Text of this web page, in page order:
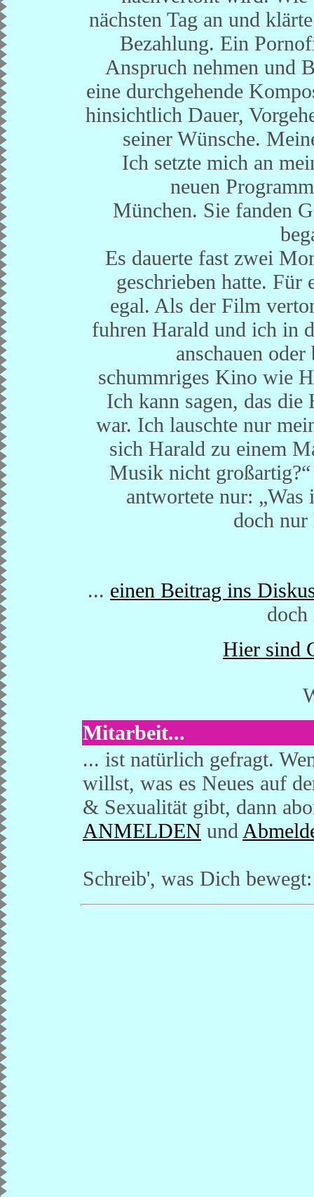
nächsten Tag an und
Bezahlung. Ein
Anspruch nehmen und
eine durchgehende
hinsichtlich Dauer,
seiner Wünsche.
Ich setzte mich an
neuen
München. Sie fanden
Es dauerte fast zwei
geschrieben hatte.
egal. Als der Film
fuhren Harald und ich in
anschauen
schummriges Kino wie
Ich kann sagen, das
war. Ich lauschte nur
sich Harald zu einem
Musik nicht
antwortete nur:
doch nur
... einen Beitrag ins
Hier sind
Mitarbeit...
... ist natürlich gefragt.
willst, was es Neues auf
& Sexualität gibt, dann
ANMELDEN und
Schreib', was Dich